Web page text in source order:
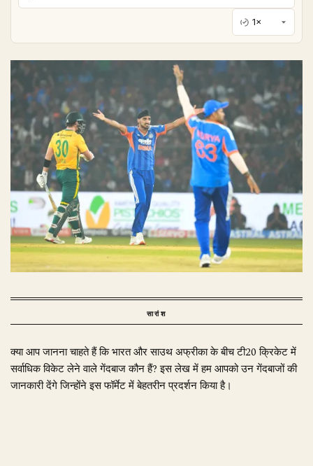
सारांश
क्या आप जानना चाहते हैं कि भारत और साउथ अफ्रीका के बीच टी20 क्रिकेट में
सर्वाधिक विकेट लेने वाले गेंदबाज कौन हैं? इस लेख में हम आपको उन गेंदबाजों की
जानकारी देंगे जिन्होंने इस फॉर्मेट में बेहतरीन प्रदर्शन किया है।